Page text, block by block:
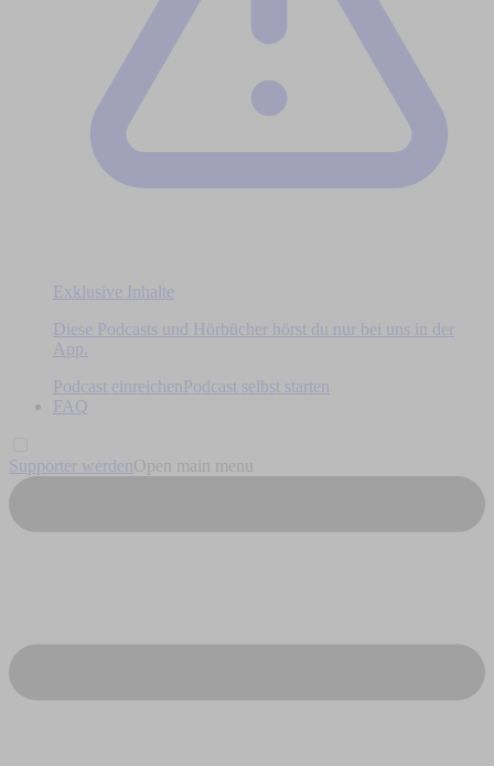
Exklusive Inhalte
Diese Podcasts und Hörbücher hörst du nur bei uns in der
App.
Podcast einreichen
Podcast selbst starten
FAQ
Supporter werden Open main menu